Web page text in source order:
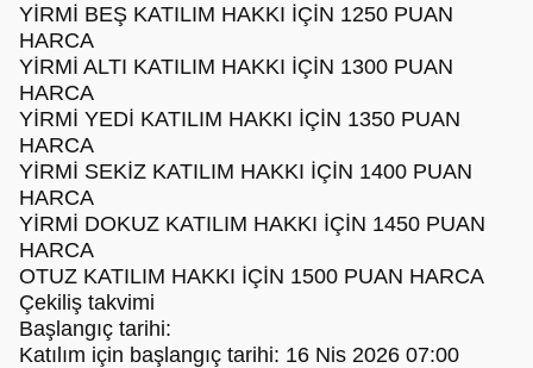
YİRMİ BEŞ KATILIM HAKKI İÇİN 1250 PUAN
HARCA
YİRMİ ALTI KATILIM HAKKI İÇİN 1300 PUAN
HARCA
YİRMİ YEDİ KATILIM HAKKI İÇİN 1350 PUAN
HARCA
YİRMİ SEKİZ KATILIM HAKKI İÇİN 1400 PUAN
HARCA
YİRMİ DOKUZ KATILIM HAKKI İÇİN 1450 PUAN
HARCA
OTUZ KATILIM HAKKI İÇİN 1500 PUAN HARCA
Çekiliş takvimi
Başlangıç tarihi:
Katılım için başlangıç tarihi: 16 Nis 2026 07:00